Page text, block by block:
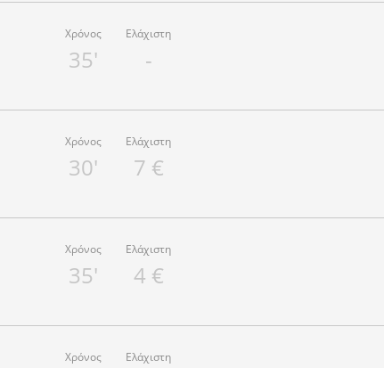
Χρόνος
35'
Ελάχιστη
-
Χρόνος
30'
Ελάχιστη
7 €
Χρόνος
35'
Ελάχιστη
4 €
Χρόνος Ελάχιστη